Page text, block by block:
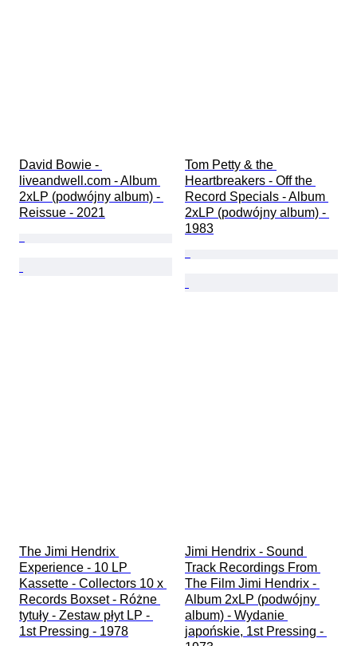
David Bowie -
liveandwell.com - Album
2xLP (podwójny album) -
Reissue - 2021
Tom Petty & the
Heartbreakers - Off the
Record Specials - Album
2xLP (podwójny album) -
1983
The Jimi Hendrix
Experience - 10 LP
Kassette - Collectors 10 x
Records Boxset - Różne
tytuły - Zestaw płyt LP -
1st Pressing - 1978
Jimi Hendrix - Sound
Track Recordings From
The Film Jimi Hendrix -
Album 2xLP (podwójny
album) - Wydanie
japońskie, 1st Pressing -